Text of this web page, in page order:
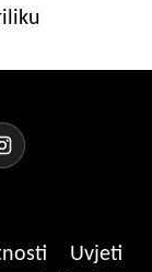
Uvjeti